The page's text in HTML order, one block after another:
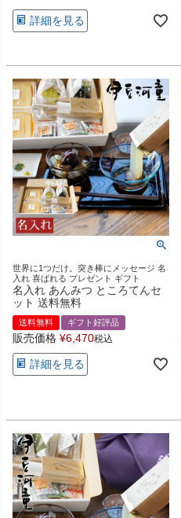
詳細を見る
世界に1つだけ。突き棒にメッセージ 名
入れ 喜ばれる プレゼント ギフト
名入れ あんみつ ところてんセ
ット 送料無料
送料無料 ギフト好評品
販売価格 ¥6,470税込
詳細を見る